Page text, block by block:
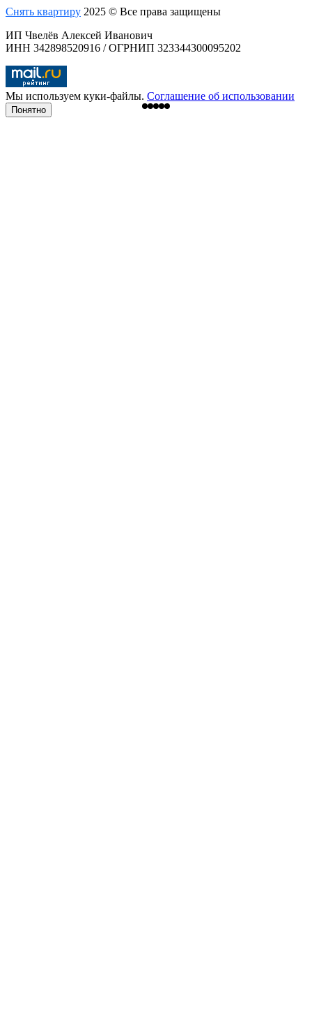
Снять квартиру 2025 © Все права защищены
ИП Чвелёв Алексей Иванович
ИНН 342898520916 / ОГРНИП 323344300095202
Мы используем куки-файлы. Соглашение об использовании
Понятно